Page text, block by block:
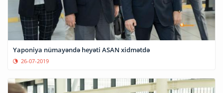
Yaponiya nümayəndə heyəti ASAN xidmətdə
26-07-2019